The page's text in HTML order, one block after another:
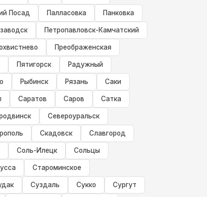
Посад Палласовка Панковка
Петропавловск-Камчатский
Преображенская
Пятигорск Радужный
Рыбинск Рязань Саки
Саратов Саров Сатка
Североуральск
Скадовск Славгород
Соль-Илецк Сольцы
Староминское
Суздаль Сукко Сургут